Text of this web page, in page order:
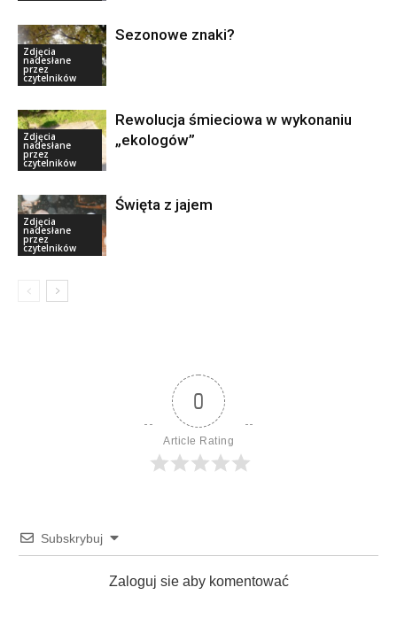
Zdjęcia
nadesłane
przez
czytelników
Sezonowe znaki?
Zdjęcia
nadesłane
przez
czytelników
Rewolucja śmieciowa w wykonaniu
„ekologów”
Zdjęcia
nadesłane
przez
czytelników
Święta z jajem
0
Article Rating
Subskrybuj
Zaloguj sie aby komentować